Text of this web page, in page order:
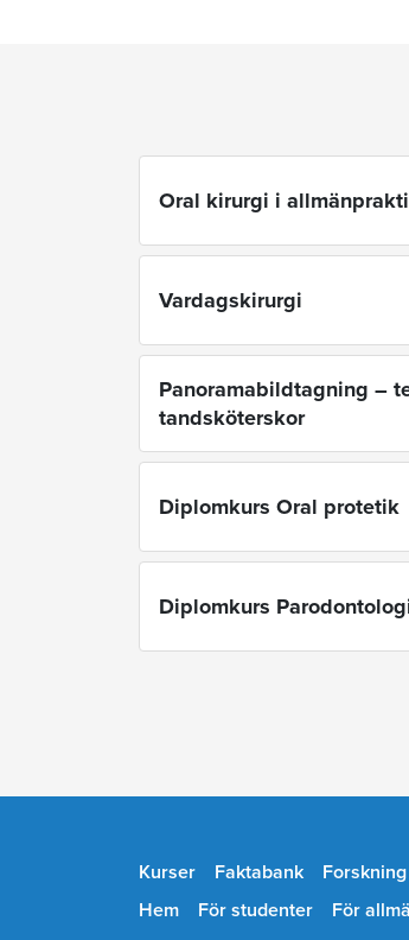
Oral kirurgi i
Vardagskirurgi
Panoramabildtagning –
tandsköterskor
Diplomkurs Oral protetik
Diplomkurs
Kurser Faktabank Forskning
Hem
För studenter För